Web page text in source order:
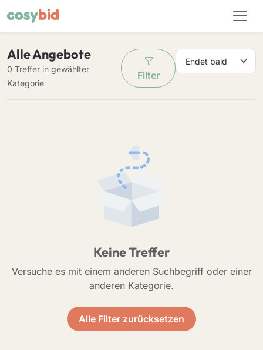
Alle Angebote
0 Treffer in gewählter
Kategorie
Filter
Keine Treffer
Versuche es mit einem anderen Suchbegriff oder einer
anderen Kategorie.
Alle Filter zurücksetzen